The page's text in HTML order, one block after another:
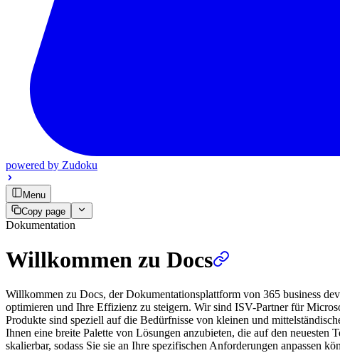
powered by Zudoku
Menu
Copy page
Dokumentation
Willkommen zu Docs
Willkommen zu Docs, der Dokumentationsplattform von 365 business
optimieren und Ihre Effizienz zu steigern. Wir sind ISV-Partner für
Produkte sind speziell auf die Bedürfnisse von kleinen und
Ihnen eine breite Palette von Lösungen anzubieten, die auf den
skalierbar, sodass Sie sie an Ihre spezifischen Anforderungen anpassen